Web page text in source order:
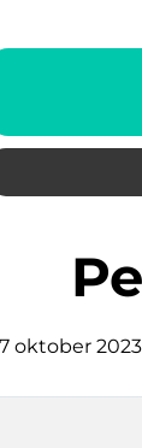
oktober 2023